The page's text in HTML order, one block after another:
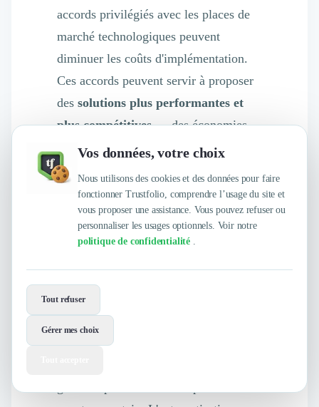
Vos données, votre choix
Nous utilisons des cookies et des données pour faire
fonctionner Trustfolio, comprendre l’usage du site et
vous proposer une assistance. Vous pouvez refuser ou
personnaliser les usages optionnels. Voir notre
politique de confidentialité .
Tout refuser
Gérer mes choix
accords privilégiés avec les places de
marché technologiques peuvent
diminuer les coûts d'implémentation.
Ces accords peuvent servir à proposer
des solutions plus performantes et
plus compétitives— des économies
qui peuvent être répercutées sur les
clients.
Maximiser la rentabilité de vos
campagnes
uneoptimisation budgétaire
— c'est un fait établi. Les
agences s'appuient sur des ratios